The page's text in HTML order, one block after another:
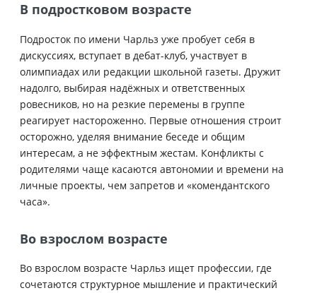
В подростковом возрасте
Подросток по имени Чарльз уже пробует себя в
дискуссиях, вступает в дебат-клуб, участвует в
олимпиадах или редакции школьной газеты. Дружит
надолго, выбирая надёжных и ответственных
ровесников, но на резкие перемены в группе
реагирует настороженно. Первые отношения строит
осторожно, уделяя внимание беседе и общим
интересам, а не эффектным жестам. Конфликты с
родителями чаще касаются автономии и времени на
личные проекты, чем запретов и «комендантского
часа».
Во взрослом возрасте
Во взрослом возрасте Чарльз ищет профессии, где
сочетаются структурное мышление и практический